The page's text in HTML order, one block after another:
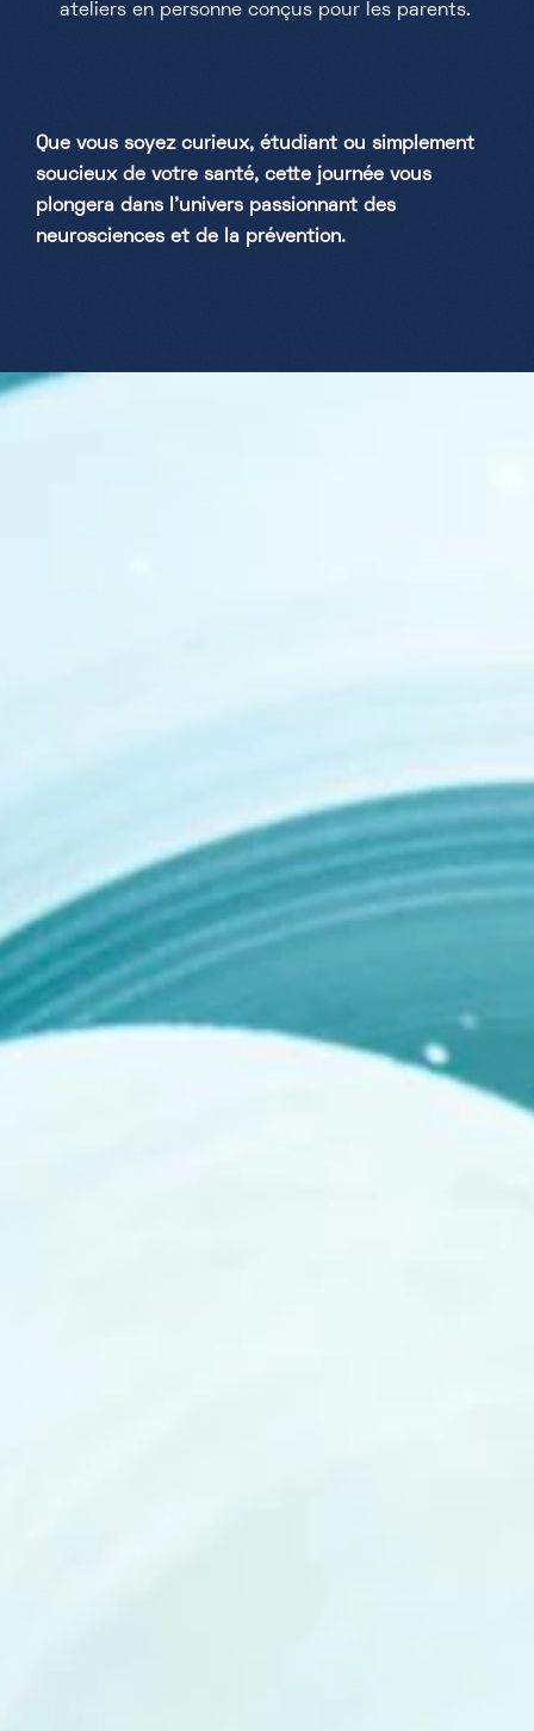
ateliers en personne conçus pour les parents.
Que vous soyez curieux, étudiant ou simplement
soucieux de votre santé, cette journée vous
plongera dans l’univers passionnant des
neurosciences et de la prévention.